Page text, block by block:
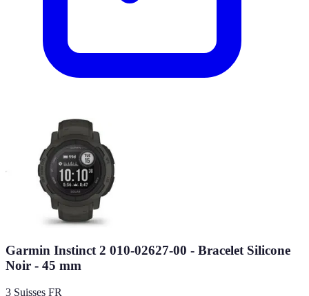
Garmin Instinct 2 010-02627-00 - Bracelet Silicone
Noir - 45 mm
3 Suisses FR